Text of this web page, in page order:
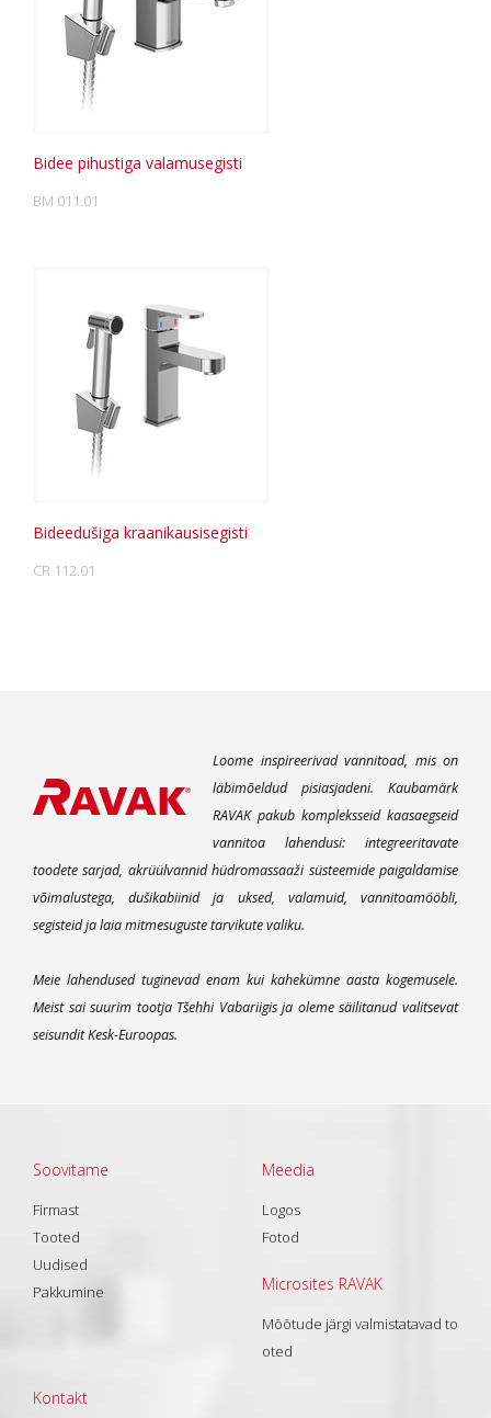
Bidee pihustiga valamusegisti
BM 011.01
Bideedušiga kraanikausisegisti
CR 112.01
Loome inspireerivad vannitoad, mis on
läbimõeldud pisiasjadeni. Kaubamärk
RAVAK pakub kompleksseid kaasaegseid
vannitoa lahendusi: integreeritavate
toodete sarjad, akrüülvannid hüdromassaaži süsteemide paigaldamise
võimalustega, dušikabiinid ja uksed, valamuid, vannitoamööbli,
segisteid ja laia mitmesuguste tarvikute valiku.
Meie lahendused tuginevad enam kui kahekümne aasta kogemusele.
Meist sai suurim tootja Tšehhi Vabariigis ja oleme säilitanud valitsevat
seisundit Kesk-Euroopas.
Soovitame
Firmast
Tooted
Uudised
Pakkumine
Meedia
Logos
Fotod
Microsites RAVAK
Mõõtude järgi valmistatavad to
oted
Kontakt